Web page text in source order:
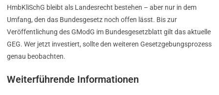
HmbKliSchG bleibt als Landesrecht bestehen – aber nur in dem
Umfang, den das Bundesgesetz noch offen lässt. Bis zur
Veröffentlichung des GModG im Bundesgesetzblatt gilt das aktuelle
GEG. Wer jetzt investiert, sollte den weiteren Gesetzgebungsprozess
genau beobachten.
Weiterführende Informationen